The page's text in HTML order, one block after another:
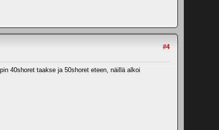
#4
40shoret taakse ja 50shoret eteen, näillä alkoi